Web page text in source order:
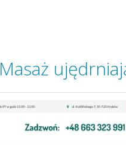
Masaż